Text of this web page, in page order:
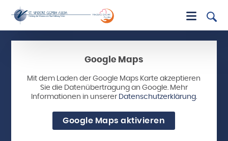
Google Maps
Mit dem Laden der Google Maps Karte akzeptieren
Sie die Datenübertragung an Google. Mehr
Informationen in unserer Datenschutzerklärung.
Google Maps aktivieren